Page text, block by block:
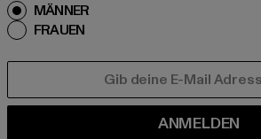
MÄNNER
FRAUEN
ANMELDEN